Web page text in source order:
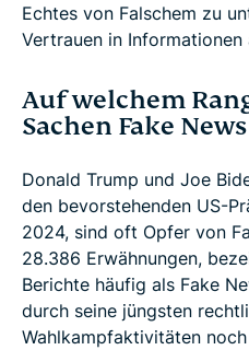
Echtes von Falschem zu
Vertrauen in
Auf welchem
Sachen Fake
Donald Trump und Joe
den bevorstehenden US-
2024, sind oft Opfer von
28.386 Erwähnungen,
Berichte häufig als Fake
durch seine jüngsten
Wahlkampfaktivitäten